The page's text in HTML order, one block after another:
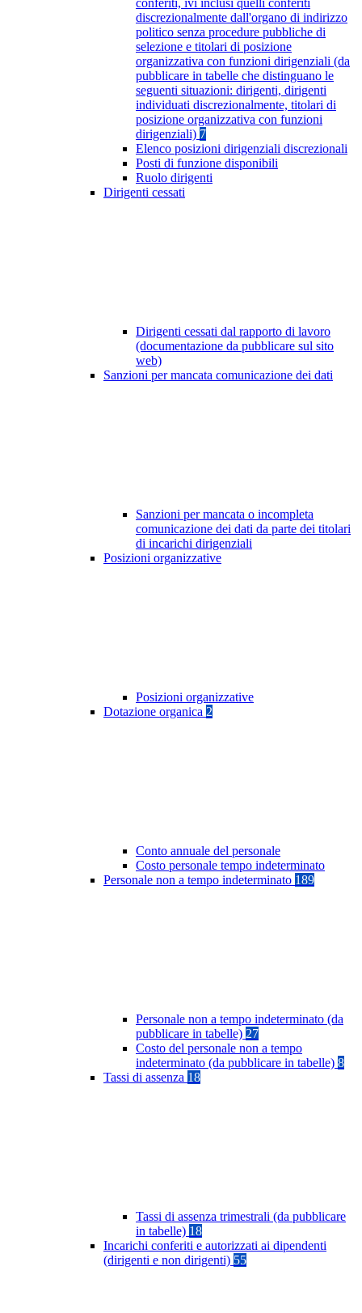
conferiti, ivi inclusi quelli conferiti
discrezionalmente dall'organo di indirizzo
politico senza procedure pubbliche di
selezione e titolari di posizione
organizzativa con funzioni dirigenziali (da
pubblicare in tabelle che distinguano le
seguenti situazioni: dirigenti, dirigenti
individuati discrezionalmente, titolari di
posizione organizzativa con funzioni
dirigenziali) 7
Elenco posizioni dirigenziali discrezionali
Posti di funzione disponibili
Ruolo dirigenti
Dirigenti cessati
Dirigenti cessati dal rapporto di lavoro
(documentazione da pubblicare sul sito
web)
Sanzioni per mancata comunicazione dei dati
Sanzioni per mancata o incompleta
comunicazione dei dati da parte dei titolari
di incarichi dirigenziali
Posizioni organizzative
Posizioni organizzative
Dotazione organica 2
Conto annuale del personale
Costo personale tempo indeterminato
Personale non a tempo indeterminato 189
Personale non a tempo indeterminato (da
pubblicare in tabelle) 27
Costo del personale non a tempo
indeterminato (da pubblicare in tabelle) 8
Tassi di assenza 18
Tassi di assenza trimestrali (da pubblicare
in tabelle) 18
Incarichi conferiti e autorizzati ai dipendenti
(dirigenti e non dirigenti) 55